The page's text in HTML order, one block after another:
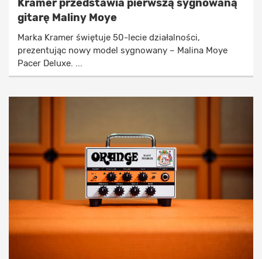
Kramer przedstawia pierwszą sygnowaną
gitarę Maliny Moye
Marka Kramer świętuje 50-lecie działalności,
prezentując nowy model sygnowany – Malina Moye
Pacer Deluxe. ...